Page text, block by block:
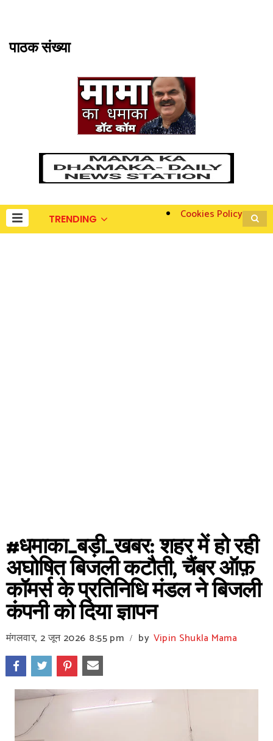
पाठक संख्या
TRENDING Cookies Policy
#धमाका_बड़ी_खबर: शहर में हो रही
अघोषित बिजली कटौती, चैंबर ऑफ़
कॉमर्स के प्रतिनिधि मंडल ने बिजली
कंपनी को दिया ज्ञापन
मंगलवार, 2 जून 2026 8:55 pm / by Vipin Shukla Mama